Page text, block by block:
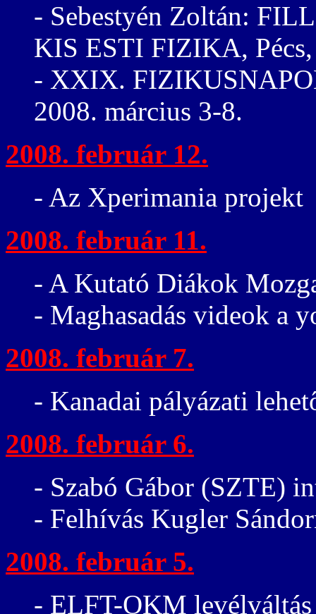
- Sebestyén Zoltán:
KIS ESTI FIZIKA,
- XXIX.
2008. március 3-8.
2008. február 12.
- Az Xperimania projekt
2008. február 11.
- A Kutató Diákok
- Maghasadás videok a
2008. február 7.
- Kanadai pályázati
2008. február 6.
- Szabó Gábor (SZTE)
- Felhívás Kugler
2008. február 5.
- ELFT-OKM